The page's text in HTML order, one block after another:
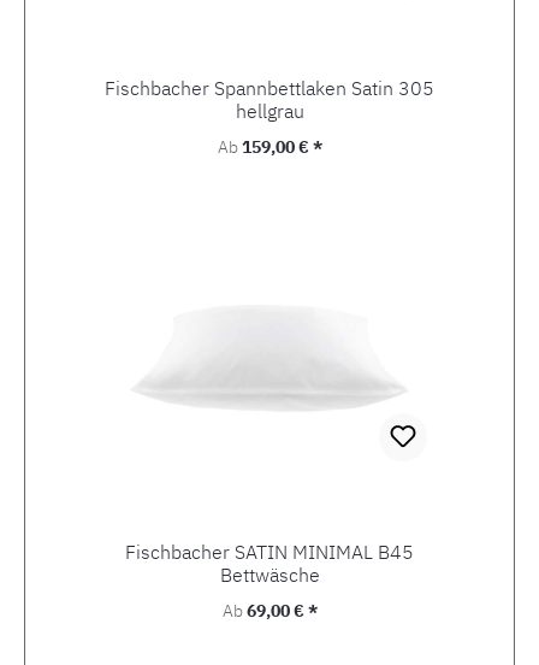
Fischbacher Spannbettlaken Satin 305
hellgrau
Regulärer Preis:
Ab159,00 € *
Fischbacher SATIN MINIMAL B45
Bettwäsche
Regulärer Preis:
Ab69,00 € *